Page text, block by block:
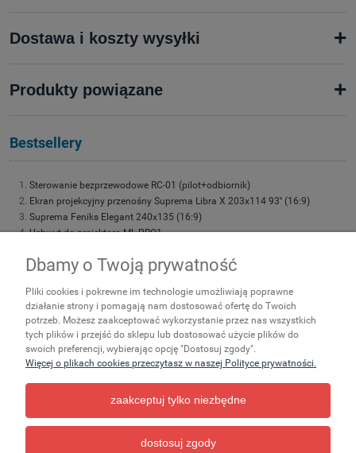
Dostawa i koszty wysyłki +
Produkty powiązane +
Bestsellery
Sterowanie bezprzewodowe RC-01 (pilot+odbiornik)
Ekran projekcyjny przenośny Suprema Libra X 203x114 93'' (16:9)
Suprema Feniks Elegant 240x135 (16:9)
Uchwyt do projektora ML-PRO1
Suprema Feniks Elegant 180x101 (16:9)
Suprema Feniks Elegant 220x124 (16:9)
Suprema Feniks 200x113 (16:9) 90''
Suprema Leo 203x152 (4:3)
Suprema Polaris LITE 200x113 (16:9)
Torba transportowa do ekranów przenośnych rozmiar 195
Zakupy Ważne Pomoc
Dbamy o Twoją prywatność
Pliki cookies i pokrewne im technologie umożliwiają poprawne
działanie strony i pomagają nam dostosować ofertę do Twoich
potrzeb. Możesz zaakceptować wykorzystanie przez nas wszystkich
tych plików i przejść do sklepu lub dostosować użycie plików do
swoich preferencji, wybierając opcję "Dostosuj zgody".
Więcej o plikach cookies przeczytasz w naszej Polityce prywatności.
zaakceptuj tylko niezbędne
dostosuj zgody